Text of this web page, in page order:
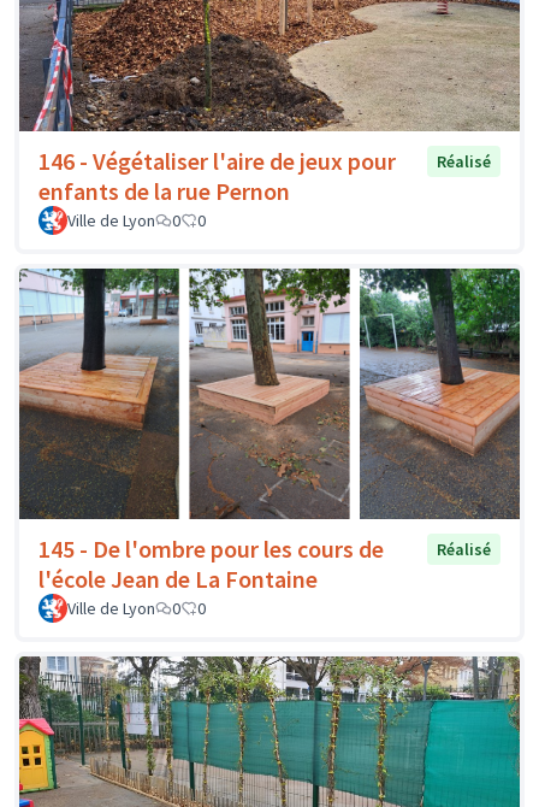
146 - Végétaliser l'aire de jeux pour
enfants de la rue Pernon
Réalisé
Ville de Lyon 0 0
145 - De l'ombre pour les cours de
l'école Jean de La Fontaine
Réalisé
Ville de Lyon 0 0